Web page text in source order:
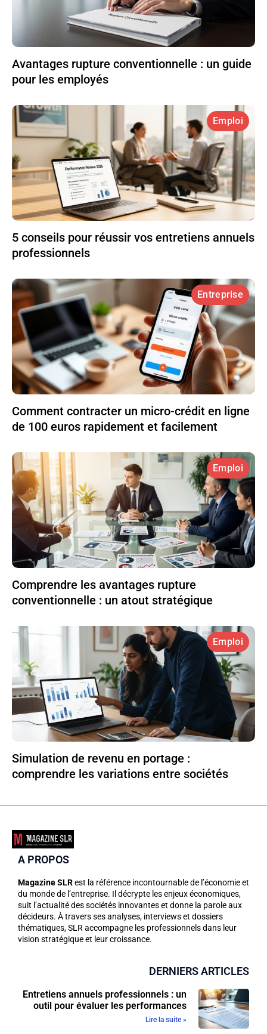
Avantages rupture conventionnelle : un guide
pour les employés
Emploi
5 conseils pour réussir vos entretiens annuels
professionnels
Entreprise
Comment contracter un micro-crédit en ligne
de 100 euros rapidement et facilement
Emploi
Comprendre les avantages rupture
conventionnelle : un atout stratégique
Emploi
Simulation de revenu en portage :
comprendre les variations entre sociétés
A PROPOS
Magazine SLRest la référence incontournable de l’économie et
du monde de l’entreprise. Il décrypte les enjeux économiques,
suit l’actualité des sociétés innovantes et donne la parole aux
décideurs. À travers ses analyses, interviews et dossiers
thématiques, SLR accompagne les professionnels dans leur
vision stratégique et leur croissance.
DERNIERS ARTICLES
Entretiens annuels professionnels : un
outil pour évaluer les performances
Lire la suite »